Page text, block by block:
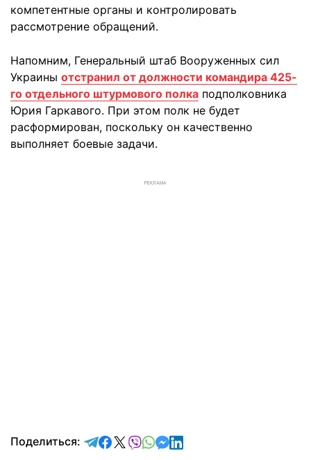
компетентные органы и контролировать
рассмотрение обращений.
Напомним, Генеральный штаб Вооруженных сил
Украины отстранил от должности командира 425-
го отдельного штурмового полка подполковника
Юрия Гаркавого. При этом полк не будет
расформирован, поскольку он качественно
выполняет боевые задачи.
РЕКЛАМА
Поделиться: отправить в Telegram
поделиться в Facebook
поделиться в X
отправить в Viber
отправить в Whatsapp
отправить в Messenger
отправить в LinkedIn